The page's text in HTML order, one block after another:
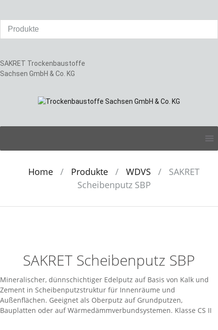
SAKRET Trockenbaustoffe
Sachsen GmbH & Co. KG
content
Home / Produkte / WDVS /
SAKRET
Scheibenputz SBP
SAKRET Scheibenputz SBP
Mineralischer, dünnschichtiger Edelputz auf Basis von Kalk und
Zement in Scheibenputzstruktur für Innenräume und
Außenflächen. Geeignet als Oberputz auf Grundputzen,
Bauplatten oder auf Wärmedämmverbundsystemen. Klasse CS II